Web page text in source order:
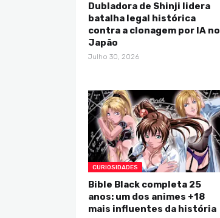
Dubladora de Shinji lidera
batalha legal histórica
contra a clonagem por IA no
Japão
Julho 30, 2026
CURIOSIDADES
Bible Black completa 25
anos: um dos animes +18
mais influentes da história